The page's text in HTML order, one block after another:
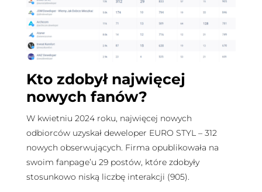
Kto zdobył najwięcej
nowych fanów?
W kwietniu 2024 roku, najwięcej nowych
odbiorców uzyskał deweloper EURO STYL – 312
nowych obserwujących. Firma opublikowała na
swoim fanpage’u 29 postów, które zdobyły
stosunkowo niską liczbę interakcji (905).